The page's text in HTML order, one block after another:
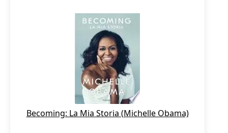
Becoming: La Mia Storia (Michelle Obama)